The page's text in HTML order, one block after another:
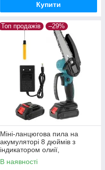
Купити
Топ продажів –29%
Міні-ланцюгова пила на
акумуляторі 8 дюймів з
індикатором олиії,
комплектується двома
батареями
В наявності